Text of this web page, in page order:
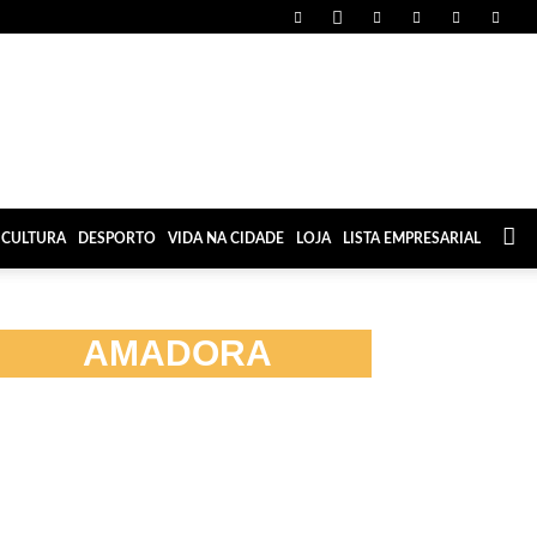
CULTURA DESPORTO VIDA NA CIDADE LOJA LISTA EMPRESARIAL
AMADORA